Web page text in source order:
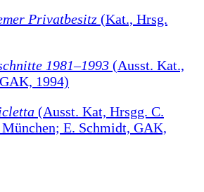
Privatbesitz (Kat., Hrsg.
1981–1993 (Ausst. Kat.,
1994)
(Ausst. Kat, Hrsgg. C.
E. Schmidt, GAK,